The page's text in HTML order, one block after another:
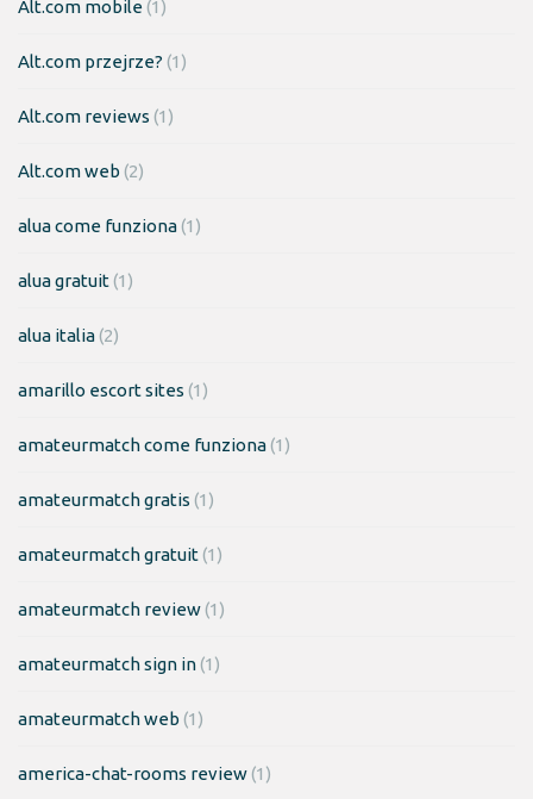
Alt.com mobile(1)
Alt.com przejrze? (1)
Alt.com reviews (1)
Alt.com web (2)
alua come funziona(1)
alua gratuit(1)
alua italia(2)
amarillo escort sites (1)
amateurmatch come funziona(1)
amateurmatch gratis (1)
amateurmatch gratuit(1)
amateurmatch review(1)
amateurmatch sign in(1)
amateurmatch web (1)
america-chat-rooms review(1)